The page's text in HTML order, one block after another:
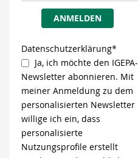
ANMELDEN
Datenschutzerklärung*
Ja, ich möchte den IGEPA-
Newsletter abonnieren. Mit
meiner Anmeldung zu dem
personalisierten Newsletter
willige ich ein, dass
personalisierte
Nutzungsprofile erstellt